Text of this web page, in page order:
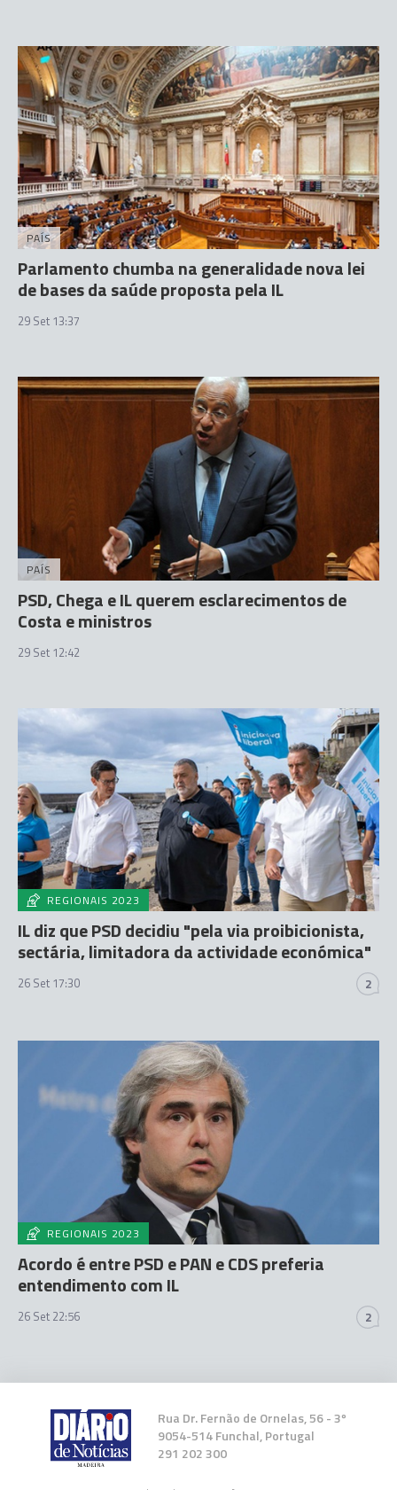
PAÍS
Parlamento chumba na generalidade nova lei
de bases da saúde proposta pela IL
29 Set 13:37
PAÍS
PSD, Chega e IL querem esclarecimentos de
Costa e ministros
29 Set 12:42
REGIONAIS 2023
IL diz que PSD decidiu "pela via proibicionista,
sectária, limitadora da actividade económica"
26 Set 17:30 2
REGIONAIS 2023
Acordo é entre PSD e PAN e CDS preferia
entendimento com IL
26 Set 22:56 2
Rua Dr. Fernão de Ornelas, 56 - 3º
9054-514 Funchal, Portugal
291 202 300